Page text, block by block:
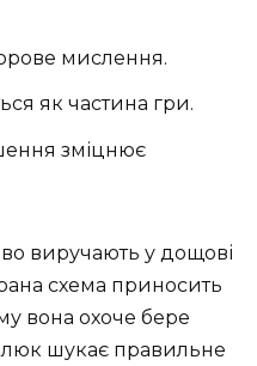
мислення.
як частина гри.
зміцнює
виручають у дощові
схема приносить
вона охоче бере
шукає правильне